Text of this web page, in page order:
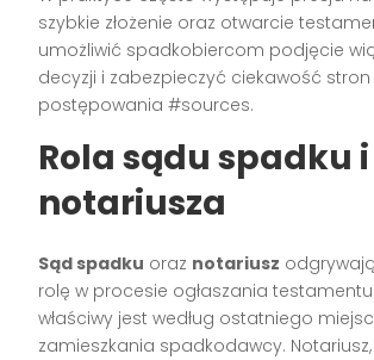
szybkie złożenie oraz otwarcie
umożliwić spadkobiercom podjęcie
decyzji i zabezpieczyć ciekawość stron
postępowania #sources.
Rola sądu spadku i
notariusza
Sąd spadku oraz notariusz
rolę w procesie ogłaszania
właściwy jest według ostatniego
zamieszkania spadkodawcy. Notariusz,